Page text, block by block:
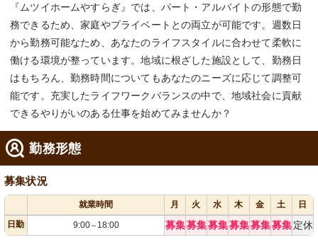
『ムツイホームやすらぎ』では、パート・アルバイトの形態で勤
務できるため、家庭やプライベートとの両立が可能です。週数日
から勤務可能なため、あなたのライフスタイルに合わせて柔軟に
働ける環境が整っています。地域に根ざした施設として、勤務日
はもちろん、勤務時間についてもあなたのニーズに応じて調整可
能です。充実したライフワークバランスの中で、地域社会に貢献
できるやりがいのある仕事を始めてみませんか？
勤務形態
募集状況
就業時間 月 火 水 木 金 土
日
日勤
9:00～ 18:00 募集募集募集募集募集募集 定休